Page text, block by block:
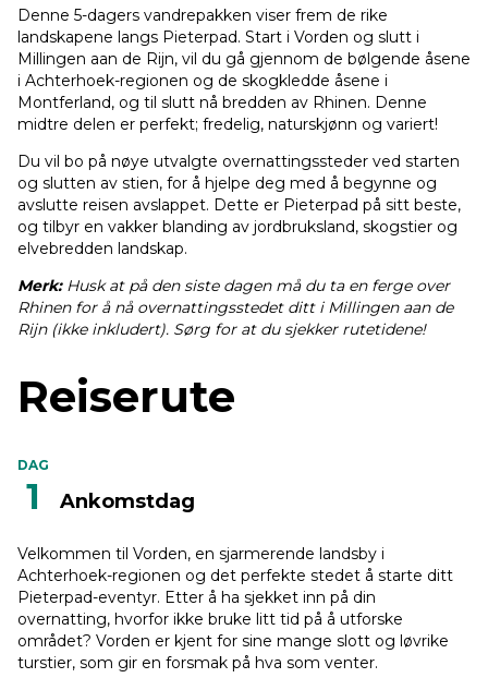
Denne 5-dagers vandrepakken viser frem de rike
landskapene langs Pieterpad. Start i Vorden og slutt i
Millingen aan de Rijn, vil du gå gjennom de bølgende åsene
i Achterhoek-regionen og de skogkledde åsene i
Montferland, og til slutt nå bredden av Rhinen. Denne
midtre delen er perfekt; fredelig, naturskjønn og variert!
Du vil bo på nøye utvalgte overnattingssteder ved starten
og slutten av stien, for å hjelpe deg med å begynne og
avslutte reisen avslappet. Dette er Pieterpad på sitt beste,
og tilbyr en vakker blanding av jordbruksland, skogstier og
elvebredden landskap.
Merk:Husk at på den siste dagen må du ta en ferge over
Rhinen for å nå overnattingsstedet ditt i Millingen aan de
Rijn (ikke inkludert). Sørg for at du sjekker rutetidene!
Reiserute
DAG
1 Ankomstdag
Velkommen til Vorden, en sjarmerende landsby i
Achterhoek-regionen og det perfekte stedet å starte ditt
Pieterpad-eventyr. Etter å ha sjekket inn på din
overnatting, hvorfor ikke bruke litt tid på å utforske
området? Vorden er kjent for sine mange slott og løvrike
turstier, som gir en forsmak på hva som venter.